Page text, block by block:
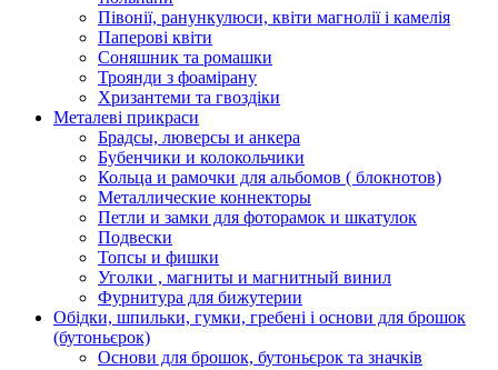
Півонії, ранункулюси, квіти магнолії і камелія
Паперові квіти
Соняшник та ромашки
Троянди з фоамірану
Хризантеми та гвоздіки
Металеві прикраси
Брадсы, люверсы и анкера
Бубенчики и колокольчики
Кольца и рамочки для альбомов ( блокнотов)
Металлические коннекторы
Петли и замки для фоторамок и шкатулок
Подвески
Топсы и фишки
Уголки , магниты и магнитный винил
Фурнитура для бижутерии
Обідки, шпильки, гумки, гребені і основи для брошок
(бутоньєрок)
Основи для брошок, бутоньєрок та значків